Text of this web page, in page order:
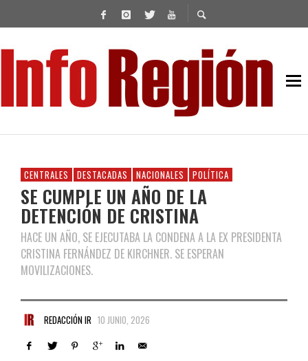
CENTRALES DESTACADAS NACIONALES POLÍTICA
SE CUMPLE UN AÑO DE LA
DETENCIÓN DE CRISTINA
HACE UN AÑO, SE EJECUTABA LA CONDENA A LA EX PRESIDENTA
CRISTINA FERNÁNDEZ DE KIRCHNER. SE ESPERAN
MOVILIZACIONES.
REDACCIÓN IR 10 JUNIO, 2026